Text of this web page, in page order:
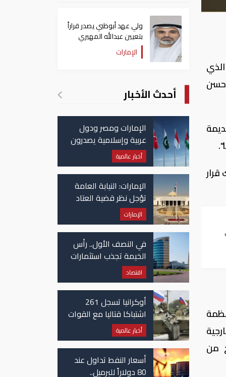
حسن
من
ولي عهد أبوظبي يصدر قراراً
بتعيين عبدالله المهيري
رئيسا لـ"أبوظبي للتراث"
الإمارات
أحدث الأخبار
الإمارات ومصر ودول
عربية وإسلامية يصدرون
بيانا مشتركا بشأن
الانتهاكات الإسرائيلية
في غزة
أخبار عالمية
الإمارات: النيابة العامة
تؤجل نظر قضية العتاد
العسكري للسودان
الإمارات
في النصف الأول.. رأس
الخيمة تجذب استثمارات
تتجاوز 771 مليون درهم
اقتصاد
أوكرانيا تسجل 261
اشتباكا قتاليا مع القوات
الروسية
أخبار عالمية
أسعار النفط تداول عند
80 دولاراً للبرميل..